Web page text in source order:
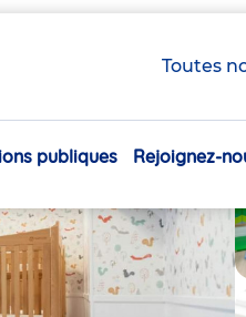
Toutes
Navigation
publiques Rejoignez-